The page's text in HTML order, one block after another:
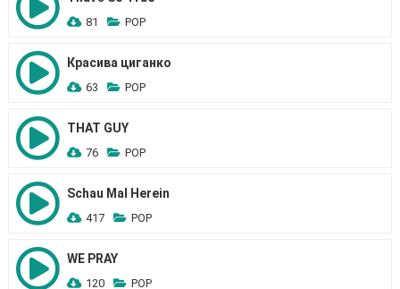
81 POP
Красива циганко
63 POP
THAT GUY
76 POP
Schau Mal Herein
417 POP
WE PRAY
120 POP